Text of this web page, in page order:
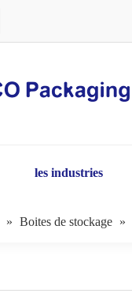
les industries
» Boites de stockage »